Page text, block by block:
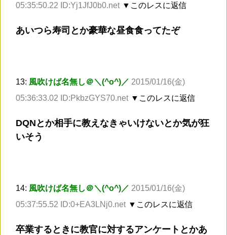
05:35:50.22 ID:Yj1JfJ0b0.net ▼このレスに返信
あいつら寿司とか豪華な昼食食ってたぞ
13: 風吹けば名無し＠＼(^o^)／ 2015/01/16(金)
05:36:33.02 ID:PkbzGYS70.net ▼このレスに返信
DQNとか相手に教えなきゃいけないとか気が狂
いそう
14: 風吹けば名無し＠＼(^o^)／ 2015/01/16(金)
05:37:55.52 ID:0+EA3LNj0.net ▼このレスに返信
卒業するときに教官に対するアンケートとかあ